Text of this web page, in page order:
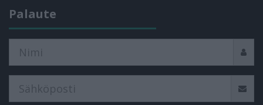
Palaute